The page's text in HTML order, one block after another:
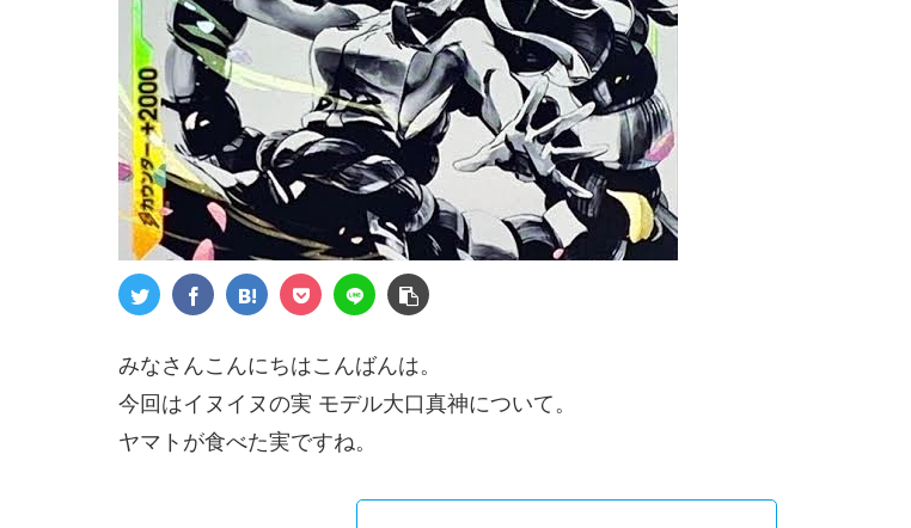
みなさんこんにちはこんばんは。
今回はイヌイヌの実 モデル大口真神について。
ヤマトが食べた実ですね。